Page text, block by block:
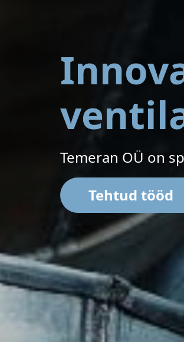
Temeran OÜ on
Tehtud tööd